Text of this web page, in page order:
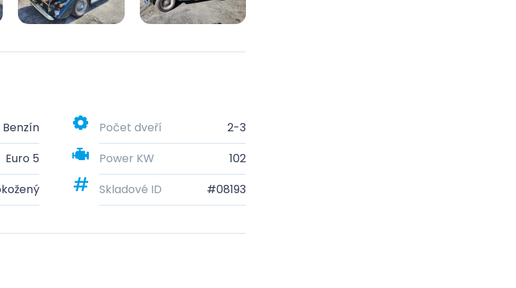
Benzín Počet dveří
2-3
Euro 5 Power KW
102
Skladové ID #08193